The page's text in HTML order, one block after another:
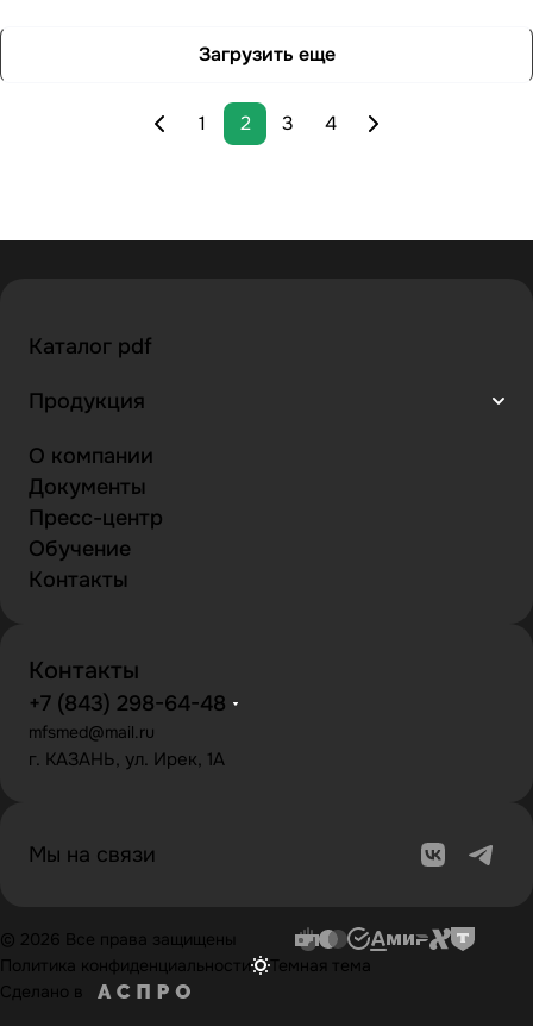
Загрузить еще
1 2 3 4
Каталог pdf
Продукция
О компании
Документы
Пресс-центр
Обучение
Контакты
Контакты
+7 (843) 298-64-48
mfsmed@mail.ru
г. КАЗАНЬ, ул. Ирек, 1А
Мы на связи
© 2026 Все права защищены
Политика конфиденциальности
Темная тема
Сделано в